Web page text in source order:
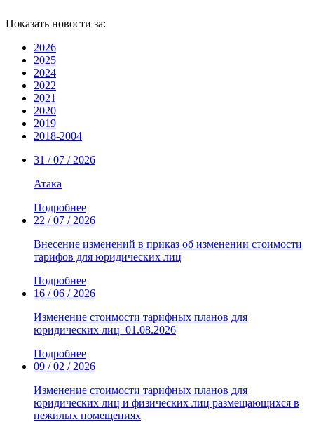
Показать новости за:
2026
2025
2024
2022
2021
2020
2019
2018-2004
31 / 07 / 2026
Атака
Подробнее
22 / 07 / 2026
Внесение изменений в приказ об изменении стоимости
тарифов для юридических лиц
Подробнее
16 / 06 / 2026
Изменение стоимости тарифных планов для
юридических лиц_01.08.2026
Подробнее
09 / 02 / 2026
Изменение стоимости тарифных планов для
юридических лиц и физических лиц размещающихся в
нежилых помещениях